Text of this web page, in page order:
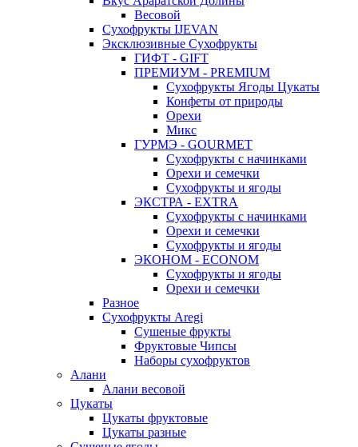
Весовой
Сухофрукты IJEVAN
Эксклюзивные Сухофрукты
ГИФТ - GIFT
ПРЕМИУМ - PREMIUM
Сухофрукты Ягоды Цукаты
Конфеты от природы
Орехи
Микс
ГУРМЭ - GOURMET
Сухофрукты с начинками
Орехи и семечки
Сухофрукты и ягоды
ЭКСТРА - EXTRA
Сухофрукты с начинками
Орехи и семечки
Сухофрукты и ягоды
ЭКОНОМ - ECONOM
Сухофрукты и ягоды
Орехи и семечки
Разное
Сухофрукты Aregi
Сушеные фрукты
Фруктовые Чипсы
Наборы сухофруктов
Алани
Алани весовой
Цукаты
Цукаты фруктовые
Цукаты разные